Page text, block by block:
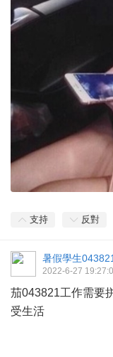
支持 反對
暑假學生043821
2022-6-27
茄043821工作需要
受生活